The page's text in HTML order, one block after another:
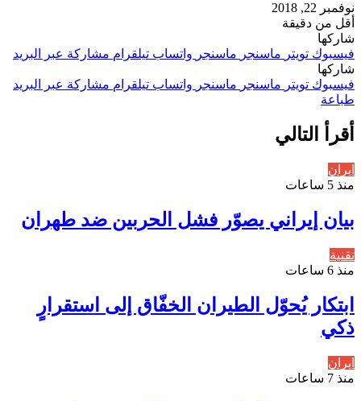
نوفمبر 22, 2018
أقل من دقيقة
شاركها
فيسبوك تويتر ماسنجر ماسنجر واتساب تيلقرام مشاركة عبر البريد
شاركها
فيسبوك تويتر ماسنجر ماسنجر واتساب تيلقرام مشاركة عبر البريد
طباعة
أقرأ التالي
ايران
منذ 5 ساعات
بيان إيراني يصوّر فشل الحربين ضد طهران
تقنية
منذ 6 ساعات
ابتكار يُحوّل الطيران الخفّاق إلى استقرارٍ
ذكي
ايران
منذ 7 ساعات